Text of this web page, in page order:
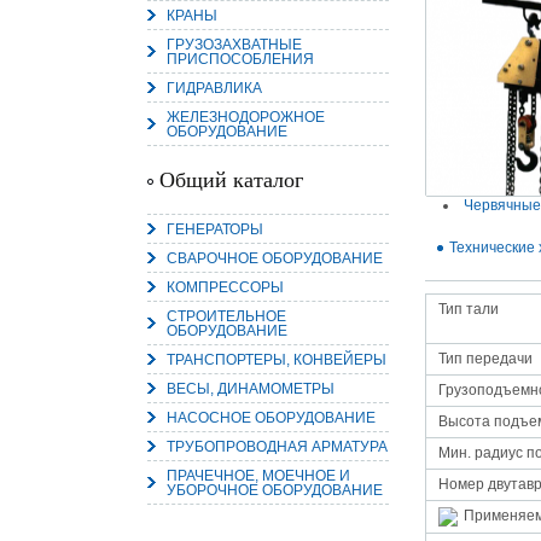
КРАНЫ
ГРУЗОЗАХВАТНЫЕ
ПРИСПОСОБЛЕНИЯ
ГИДРАВЛИКА
ЖЕЛЕЗНОДОРОЖНОЕ
ОБОРУДОВАНИЕ
Общий каталог
ГЕНЕРАТОРЫ
СВАРОЧНОЕ ОБОРУДОВАНИЕ
КОМПРЕССОРЫ
СТРОИТЕЛЬНОЕ
ОБОРУДОВАНИЕ
ТРАНСПОРТЕРЫ, КОНВЕЙЕРЫ
ВЕСЫ, ДИНАМОМЕТРЫ
НАСОСНОЕ ОБОРУДОВАНИЕ
ТРУБОПРОВОДНАЯ АРМАТУРА
ПРАЧЕЧНОЕ, МОЕЧНОЕ И
УБОРОЧНОЕ ОБОРУДОВАНИЕ
Технические
Тип тали
Тип передачи
Высота
Мин. радиус
Номер